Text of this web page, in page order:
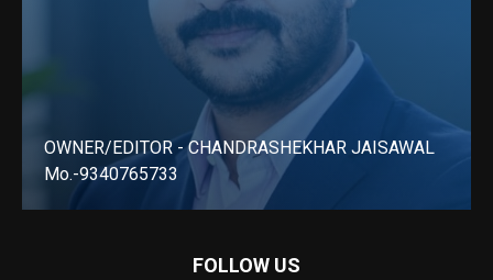
OWNER/EDITOR - CHANDRASHEKHAR JAISAWAL
Mo.-9340765733
FOLLOW US